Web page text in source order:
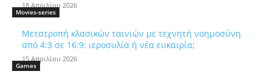
18 Απριλίου 2026
Movies-series
Μετατροπή κλασικών ταινιών με τεχνητή νοημοσύνη
από 4:3 σε 16:9: ιεροσυλία ή νέα ευκαιρία;
15 Απριλίου 2026
Games